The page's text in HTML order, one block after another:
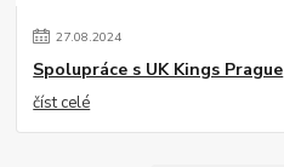
27.08.2024
Spolupráce s UK Kings Prague
číst celé